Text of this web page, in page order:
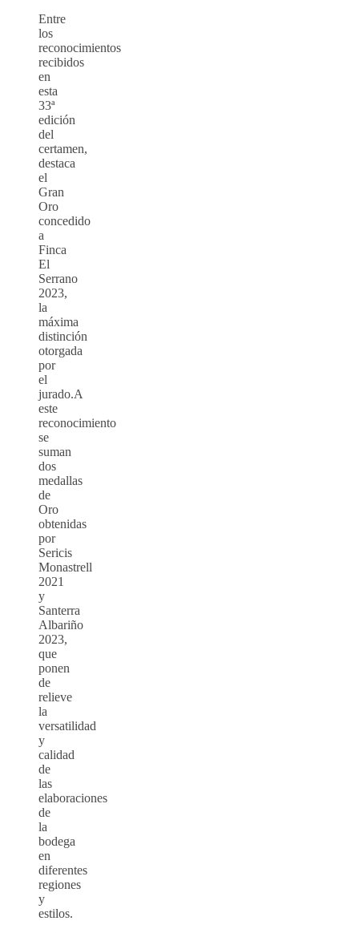
Entre
los
reconocimientos
recibidos
en
esta
33ª
edición
del
certamen,
destaca
el
Gran
Oro
concedido
a
Finca
El
Serrano
2023,
la
máxima
distinción
otorgada
por
el
jurado.A
este
reconocimiento
se
suman
dos
medallas
de
Oro
obtenidas
por
Sericis
Monastrell
2021
y
Santerra
Albariño
2023,
que
ponen
de
relieve
la
versatilidad
y
calidad
de
las
elaboraciones
de
la
bodega
en
diferentes
regiones
y
estilos.